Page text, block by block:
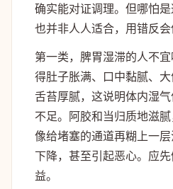
确实能对证调理。但哪怕是
也并非人人适合，用错反会
第一类，脾胃湿滞的人不
得肚子胀满、口中黏腻、大
舌苔厚腻，这说明体内湿
不足。阿胶和当归质地滋
像给堵塞的通道再糊上一
下降，甚至引起恶心。应
益。